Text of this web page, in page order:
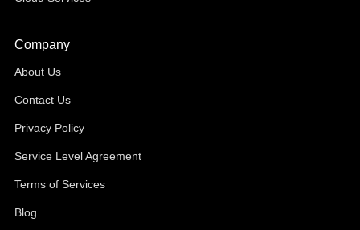
Company
About Us
Contact Us
Privacy Policy
Service Level Agreement
Terms of Services
Blog